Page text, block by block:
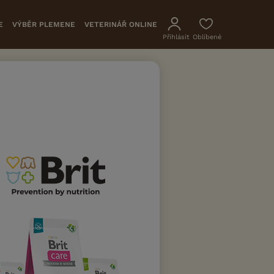
VÝBĚR PLEMENE VETERINÁŘ ONLINE
Přihlásit Oblíbené